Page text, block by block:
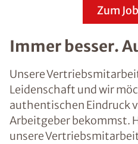
Zum
Immer besser.
Unsere
Leidenschaft und wir
authentischen Eindruck
Arbeitgeber bekommst.
unsere